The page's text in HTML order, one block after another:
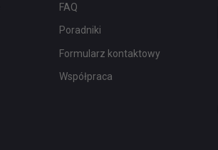
FAQ
Poradniki
Formularz kontaktowy
Współpraca